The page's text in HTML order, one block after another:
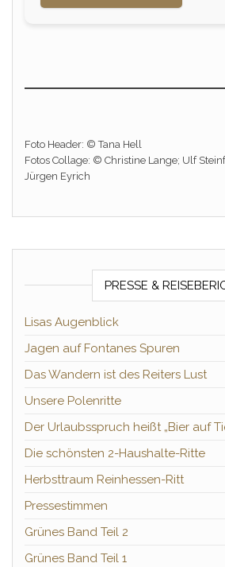
Foto Header: © Tana Hell
Fotos Collage: © Christine Lange; Ulf
Jürgen Eyrich
PRESSE &
Lisas Augenblick
Jagen auf Fontanes Spuren
Das Wandern ist des Reiters Lust
Unsere Polenritte
Der Urlaubsspruch heißt „Bier auf
Die schönsten 2-Haushalte-Ritte
Herbsttraum Reinhessen-Ritt
Pressestimmen
Grünes Band Teil 2
Grünes Band Teil 1